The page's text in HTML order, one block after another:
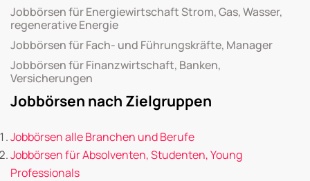
Jobbörsen für Energiewirtschaft Strom, Gas, Wasser,
regenerative Energie
Jobbörsen für Fach- und Führungskräfte, Manager
Jobbörsen für Finanzwirtschaft, Banken,
Versicherungen
Jobbörsen nach Zielgruppen
Jobbörsen alle Branchen und Berufe
Jobbörsen für Absolventen, Studenten, Young
Professionals